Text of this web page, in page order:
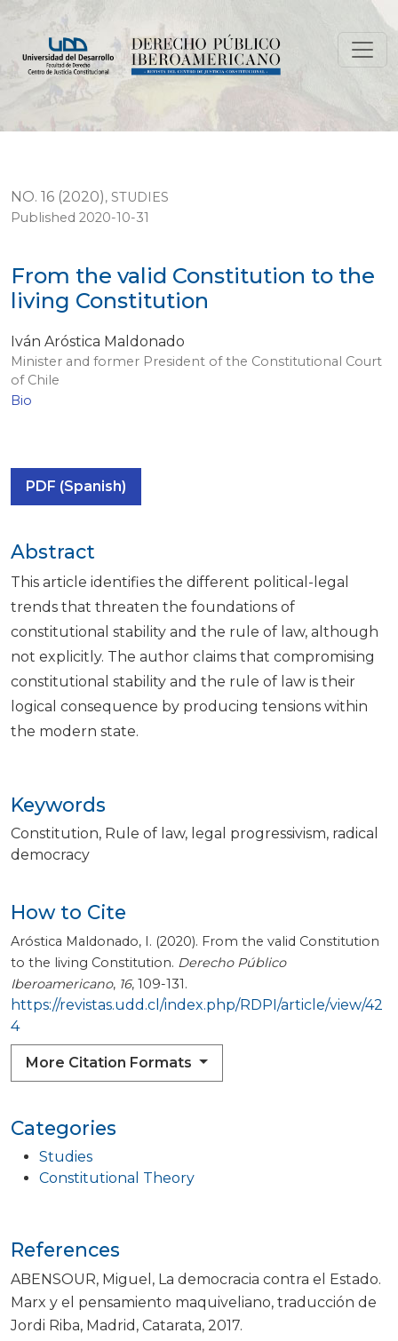
From the valid Constitution to the living Constitution
NO. 16 (2020), STUDIES
From the valid Constitution to the
living Constitution
Published 2020-10-31
Iván Aróstica Maldonado
Minister and former President of the Constitutional Court
of Chile
Bio
PDF (Spanish)
Keywords
Constitution Rule of law legal progressivism radical
democracy
Categories
Studies
Constitutional Theory
How to Cite
Aróstica Maldonado, I. (2020). From the valid Constitution
to the living Constitution. Derecho Público
Iberoamericano, 16, 109-131.
https://revistas.udd.cl/index.php/RDPI/article/view/42
4
More Citation Formats
Abstract
This article identifies the different political-legal
trends that threaten the foundations of
constitutional stability and the rule of law, although
not explicitly. The author claims that compromising
constitutional stability and the rule of law is their
logical consequence by producing tensions within
the modern state.
References
ABENSOUR, Miguel, La democracia contra el Estado.
Marx y el pensamiento maquiveliano, traducción de
Jordi Riba, Madrid, Catarata, 2017.